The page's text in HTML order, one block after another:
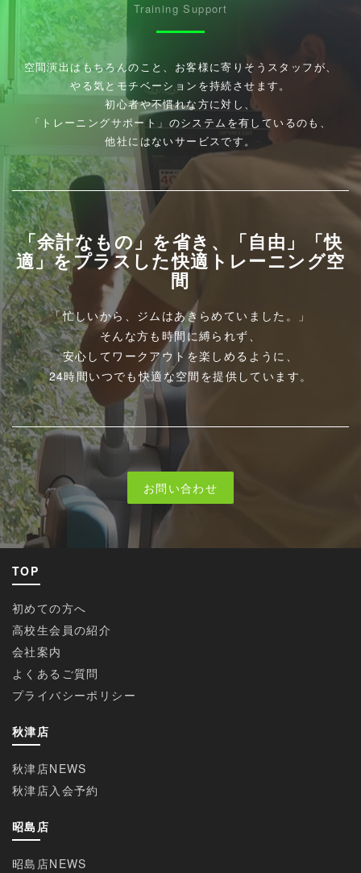
Training Support
空間演出はもちろんのこと、お客様に寄りそうスタッフが、
やる気とモチベーションを持続させます。
初心者や不慣れな方に対し、
「トレーニングサポート」のシステムを有しているのも、
他社にはないサービスです。
​「余計なもの」を省き、「自由」「快
適」をプラスした快適トレーニング空
間
​「忙しいから、ジムはあきらめていました。」
そんな方も時間に縛られず、
安心してワークアウトを楽しめるように、
24時間いつでも快適な空間を提供しています。
お問い合わせ
TOP
初めての方へ
高校生会員の紹介
会社案内
よくあるご質問
プライバシーポリシー
秋津店
秋津店NEWS
秋津店入会予約
昭島店
昭島店NEWS